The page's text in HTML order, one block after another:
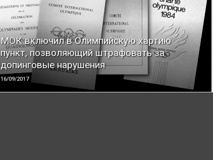
МОК включил в Олимпийскую хартию
пункт, позволяющий штрафовать за
допинговые нарушения
16/09/2017
ЧИТАТЬ